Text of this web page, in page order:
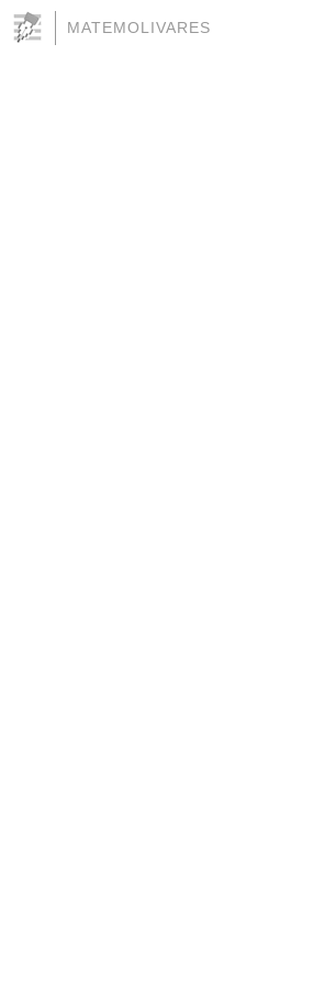
MATEMOLIVARES